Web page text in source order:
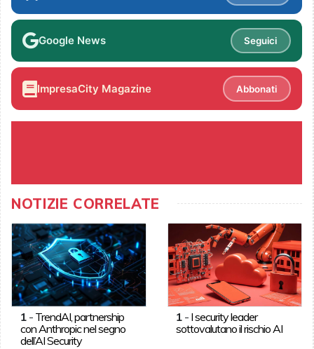
Google News Seguici
ImpresaCity Magazine Abbonati
NOTIZIE CORRELATE
1- TrendAI, partnership
con Anthropic nel segno
dell’AI Security
1 - I security leader
sottovalutano il rischio AI